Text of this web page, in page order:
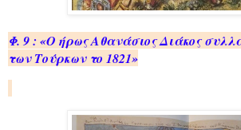
Φ. 9 : «Ο ήρως Αθα­νά­σιος Διά­κος
των Τούρ­κων το 1821»